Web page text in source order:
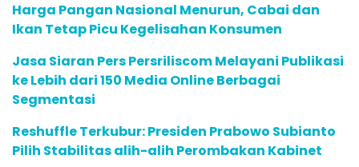
Harga Pangan Nasional Menurun, Cabai dan
Ikan Tetap Picu Kegelisahan Konsumen
Jasa Siaran Pers Persriliscom Melayani Publikasi
ke Lebih dari 150 Media Online Berbagai
Segmentasi
Reshuffle Terkubur: Presiden Prabowo Subianto
Pilih Stabilitas alih-alih Perombakan Kabinet